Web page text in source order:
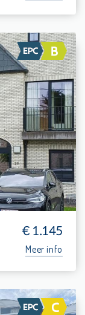
€ 1.145
Meer info